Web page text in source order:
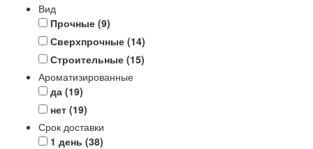
Вид
Прочные (9)
Сверхпрочные (14)
Строительные (15)
Ароматизированные
да (19)
нет (19)
Срок доставки
1 день (38)